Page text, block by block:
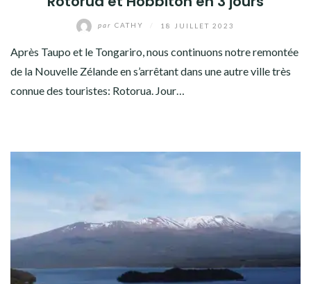
par CATHY 18 JUILLET 2023
Après Taupo et le Tongariro, nous continuons notre remontée
de la Nouvelle Zélande en s’arrêtant dans une autre ville très
connue des touristes: Rotorua. Jour…